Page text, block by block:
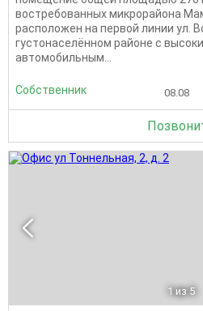
востребованных микрорайона
расположен на первой линии ул.
густонаселённом районе с
автомобильным...
Собственник 08.08
1 из 5